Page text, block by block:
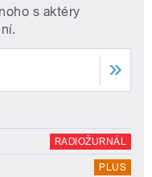
s aktéry
RADIOŽURNÁL
PLUS